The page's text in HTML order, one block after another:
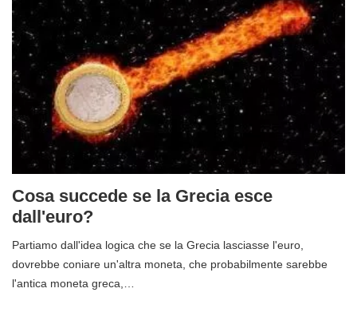
Cosa succede se la Grecia esce
dall'euro?
Partiamo dall'idea logica che se la Grecia lasciasse l'euro,
dovrebbe coniare un'altra moneta, che probabilmente sarebbe
l'antica moneta greca,…